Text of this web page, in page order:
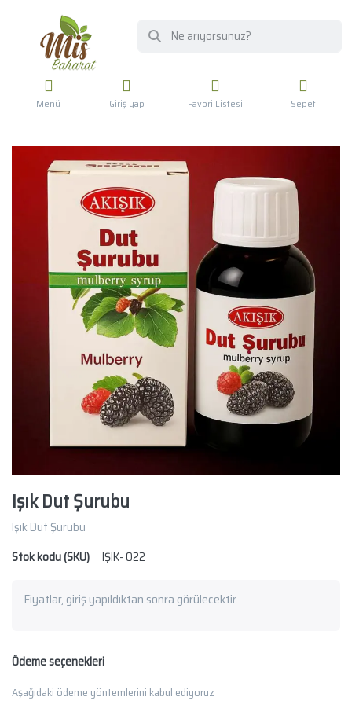
Menü Giriş yap Favori Listesi Sepet
Işık Dut Şurubu
Işık Dut Şurubu
Stok kodu (SKU)
IŞIK- 022
Fiyatlar, giriş yapıldıktan sonra görülecektir.
Ödeme seçenekleri
Aşağıdaki ödeme yöntemlerini kabul ediyoruz